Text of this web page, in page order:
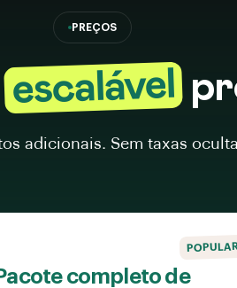
PREÇOS
escalável
adicionais. Sem taxas
completo de